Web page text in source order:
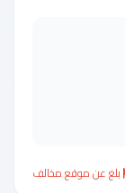
بلغ عن موقع مخالف